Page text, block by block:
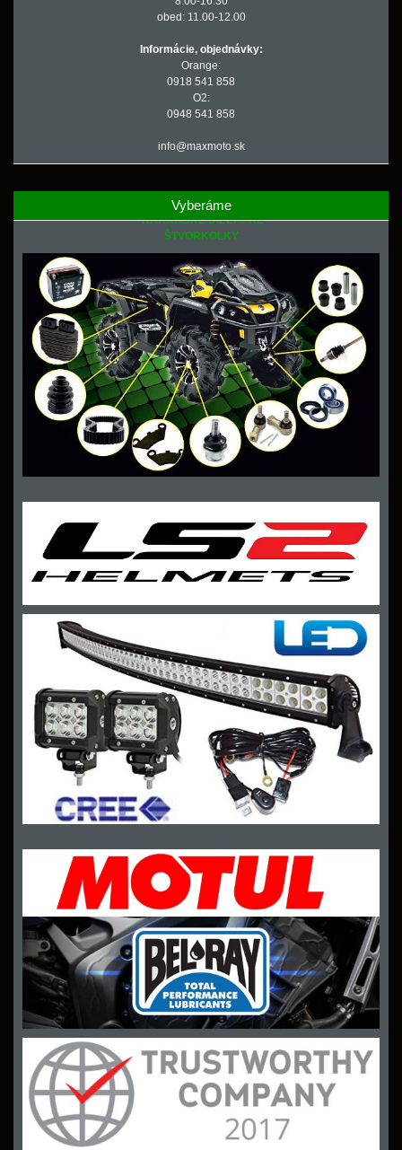
obed: 11.00-12.00
Informácie, objednávky:
Orange:
0918 541 858
O2:
0948 541 858
info@maxmoto.sk
Vyberáme
NÁHRADNÉ DIELY PRE
ŠTVORKOLKY